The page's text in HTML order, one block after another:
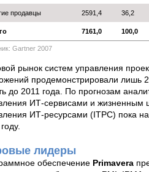
продавцы 2591,4 36,2
7161,0 100,0
Gartner 2007
рынок систем управления
продемонстрировали лишь
до 2011 года. По прогнозам
ИТ-сервисами и жизненным
ИТ-ресурсами (ITPC) пока
лидеры
обеспечение Primavera